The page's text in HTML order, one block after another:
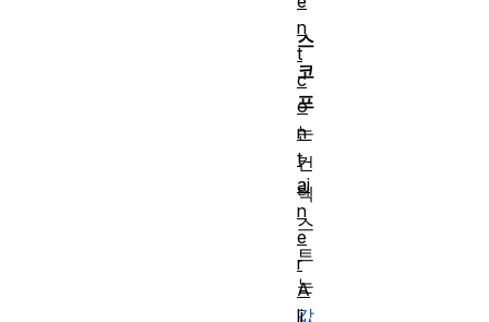
스
코
프
는
컨
텍
스
트
는
값
n
t
c
o
n
t
ai
n
e
r
A
li